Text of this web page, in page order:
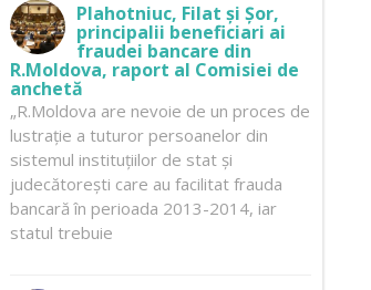
Plahotniuc, Filat și Șor,
principalii beneficiari ai
fraudei bancare din
R.Moldova, raport al Comisiei de
anchetă
„R.Moldova are nevoie de un proces de
lustrație a tuturor persoanelor din
sistemul instituțiilor de stat și
judecătorești care au facilitat frauda
bancară în perioada 2013-2014, iar
statul trebuie